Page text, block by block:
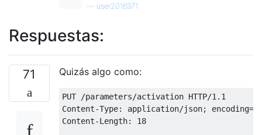
user2016971
Respuestas:
71 Quizás algo como:
PUT /parameters/activation HTTP/1.1
Content-Type: application/json;
Content-Length: 18